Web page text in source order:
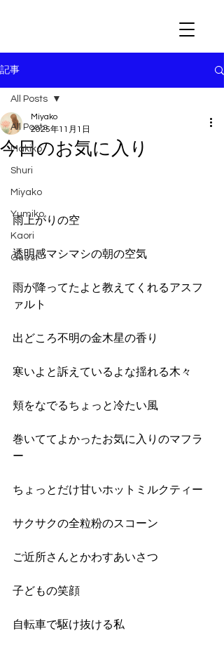
記事
All Posts
Makiko
Shuri
Miyako
Yumiko
Kaori
Guest
All Posts
今日のお気に入り
Miyako
2025年11月1日
雨上がりの空
透明感マシマシの朝の空気
雨が降ってたよと教えてくれるアスフ
ァルト
出どころ不明の金木星の香り
寒いよと訴えているよな揺れる木々
頬をなでるちょっと冷たい風
巻いててよかったお気に入りのマフラ
ー
ちょっとだけ甘いホットミルクティー
サクサクの全粒粉のスコーン
ご近所さんとかわすあいさつ
子どもの笑顔
自転車で駆け抜ける私